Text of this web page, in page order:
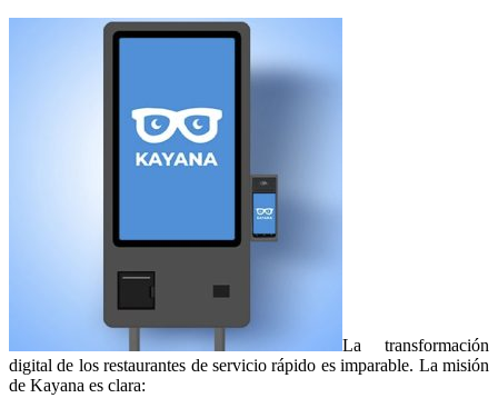
La transformación
digital de los restaurantes de servicio rápido es imparable. La misión
de Kayana es clara: